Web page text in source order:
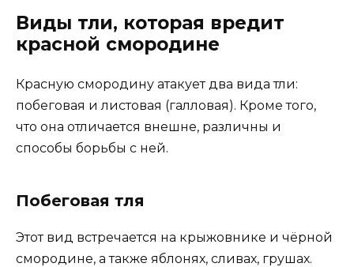
Виды тли, которая вредит
красной смородине
Красную смородину атакует два вида тли:
побеговая и листовая (галловая). Кроме того,
что она отличается внешне, различны и
способы борьбы с ней.
Побеговая тля
Этот вид встречается на крыжовнике и чёрной
смородине, а также яблонях, сливах, грушах.